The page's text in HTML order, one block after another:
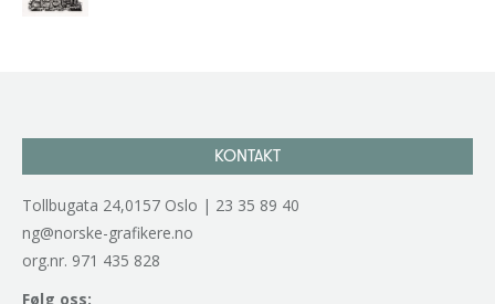
KONTAKT
Tollbugata 24,0157 Oslo | 23 35 89 40
ng@norske-grafikere.no
org.nr. 971 435 828
Følg oss: